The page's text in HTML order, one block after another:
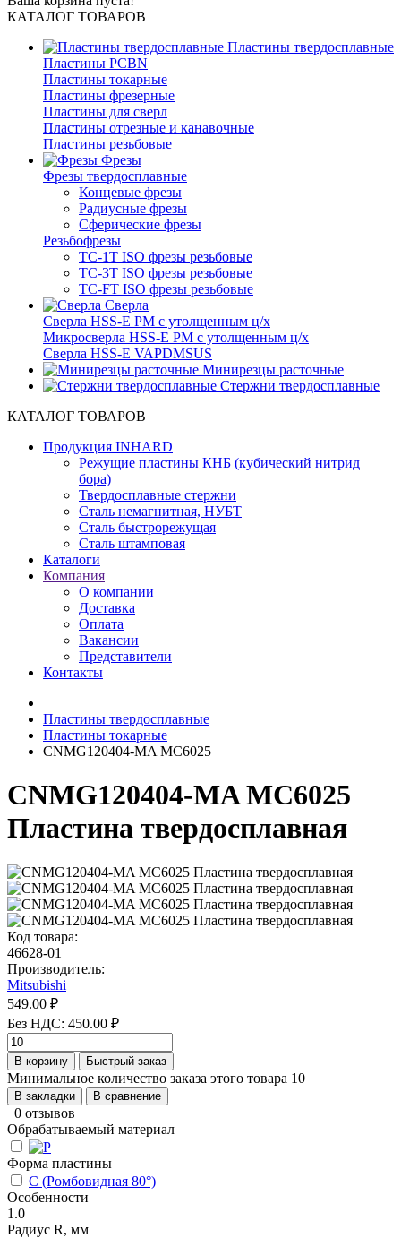
КАТАЛОГ ТОВАРОВ
Пластины твердосплавные
Пластины PCBN
Пластины токарные
Пластины фрезерные
Пластины для сверл
Пластины отрезные и канавочные
Пластины резьбовые
Фрезы
Фрезы твердосплавные
Концевые фрезы
Радиусные фрезы
Сферические фрезы
Резьбофрезы
TC-1T ISO фрезы резьбовые
TC-3T ISO фрезы резьбовые
TC-FT ISO фрезы резьбовые
Сверла
Cверла HSS-E PM c утолщенным ц/х
Микросверла HSS-E PM c утолщенным ц/х
Сверла HSS-E VAPDMSUS
Минирезцы расточные
Cтержни твердосплавные
КАТАЛОГ ТОВАРОВ
Продукция INHARD
Режущие пластины КНБ (кубический нитрид
бора)
Твердосплавные стержни
Сталь немагнитная, НУБТ
Сталь быстрорежущая
Сталь штамповая
Каталоги
Компания
О компании
Доставка
Оплата
Вакансии
Представители
Контакты
Пластины твердосплавные
Пластины токарные
CNMG120404-MA MC6025
CNMG120404-MA MC6025
Пластина твердосплавная
Код товара:
46628-01
Производитель:
Mitsubishi
549.00 ₽
Без НДС: 450.00 ₽
В корзину Быстрый заказ
Минимальное количество заказа этого товара 10
В закладки В сравнение
0 отзывов
Обрабатываемый материал
Форма пластины
C (Ромбовидная 80°)
Особенности
1.0
Радиус R, мм